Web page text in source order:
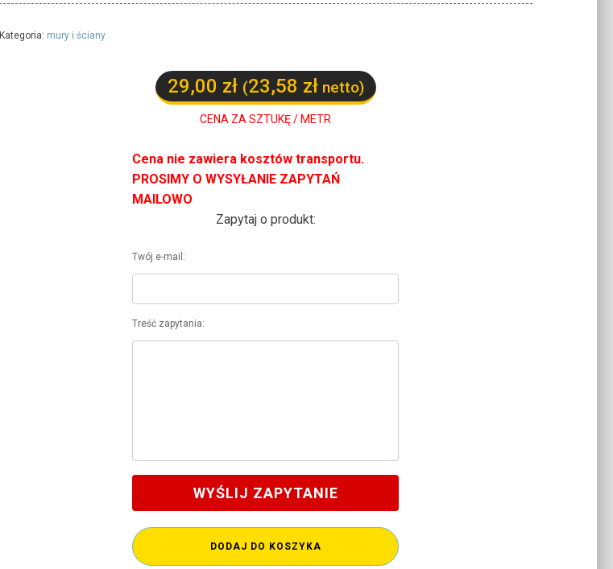
Kategoria: mury i ściany
29,00 zł (23,58 złnetto)
CENA ZA SZTUKĘ / METR
Cena nie zawiera kosztów transportu.
PROSIMY O WYSYŁANIE ZAPYTAŃ
MAILOWO
Zapytaj o produkt:
Twój e-mail:
Treść zapytania:
WYŚLIJ ZAPYTANIE
DODAJ DO KOSZYKA